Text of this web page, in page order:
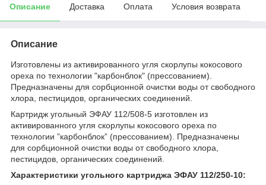
Описание Доставка Оплата Условия возврата
Описание
Изготовлены из активированного угля скорлупы кокосового
ореха по технологии "карбонблок" (прессованием).
Предназначены для сорбционной очистки воды от свободного
хлора, пестицидов, органических соединений.
Картридж угольный ЭФАУ 112/508-5 изготовлен из
активированного угля скорлупы кокосового ореха по
технологии ”карбонблок” (прессованием). Предназначены
для сорбционной очистки воды от свободного хлора,
пестицидов, органических соединений.
Характеристики угольного картриджа ЭФАУ 112/250-10: